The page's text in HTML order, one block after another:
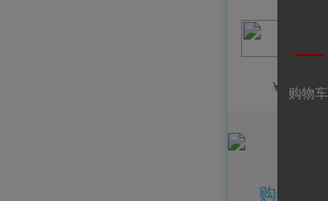
￥ /月
购物车
购物车